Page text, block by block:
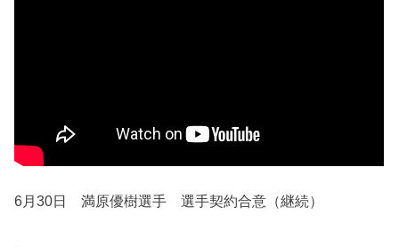
6月30日 満原優樹選手 選手契約合意（継続）